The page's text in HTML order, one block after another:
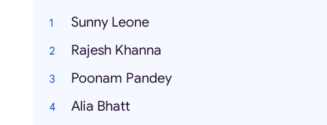
Sunny Leone
Rajesh Khanna
Poonam Pandey
Alia Bhatt